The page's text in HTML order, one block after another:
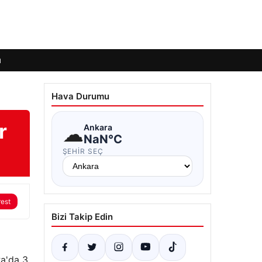
3
Hava Durumu
☁Ankara
NaN°C
ŞEHIR SEÇ
Bizi Takip Edin